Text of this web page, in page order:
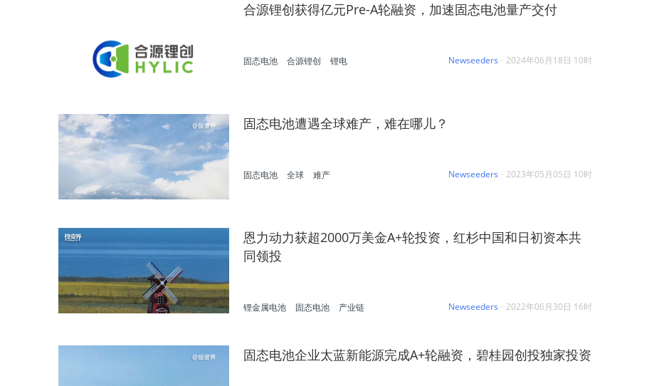
合源锂创获得亿元Pre-A轮融资，加速固态电池量产交付
Newseeders · 2024年06月18日 10时
固态电池 合源锂创 锂电
固态电池遭遇全球难产，难在哪儿？
Newseeders · 2023年05月05日 10时
固态电池 全球 难产
恩力动力获超2000万美金A+轮投资，红杉中国和日初资本共
同领投
Newseeders · 2022年06月30日 16时
锂金属电池 固态电池 产业链
固态电池企业太蓝新能源完成A+轮融资，碧桂园创投独家投资